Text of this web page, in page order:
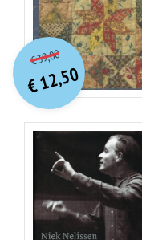
€39,00O
orspr
onkelijke
prijs
was:
€ 39,00.
€12,50
Huidige
prijs
is:€ 12,50.